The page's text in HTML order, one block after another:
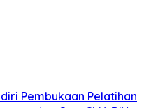
Pembukaan Pelatihan